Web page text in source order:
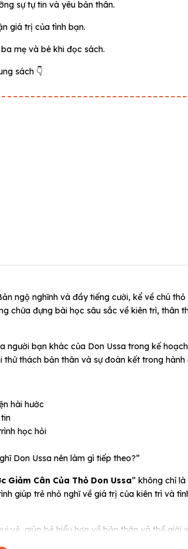
sự tự tin và yêu bản thân.
giá trị của tình bạn.
mẹ và bé khi đọc sách.
sách 👇
ngộ nghĩnh và đầy tiếng cười, kể về chú thỏ
chứa đựng bài học sâu sắc về kiên trì, thân
người bạn khác của Don Ussa trong kế
thách bản thân và sự đoàn kết trong hành
hài hước
học hỏi
Don Ussa nên làm gì tiếp theo?”
Giảm Cân Của Thỏ Don Ussa” không chỉ
giúp trẻ nhỏ nghĩ về giá trị của kiên trì và
vẻ, giúp bé hiểu hơn về bản thân và thế giới